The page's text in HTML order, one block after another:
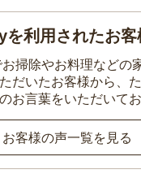
を利用されたお客
掃除やお料理などの
だいたお客様から、
お言葉をいただいてお
お客様の声一覧を見る